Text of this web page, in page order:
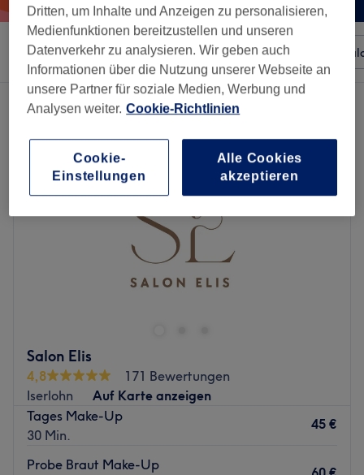
Sortieren nach Beliebiger Preis Besonderheiten
Ein Salon, der anbietet: make-up in Iserlohn
Salon Elis
4,8
171 Bewertungen
Iserlohn
Auf Karte anzeigen
Tages Make-Up
30 Min.
45 €
Probe Braut Make-Up
Dritten, um Inhalte und Anzeigen zu personalisieren,
Medienfunktionen bereitzustellen und unseren
Datenverkehr zu analysieren. Wir geben auch
Informationen über die Nutzung unserer Webseite an
unsere Partner für soziale Medien, Werbung und
Analysen weiter. Cookie-Richtlinien
Cookie-
Einstellungen
Alle Cookies
akzeptieren